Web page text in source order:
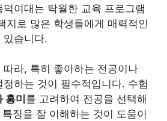
여대는 탁월한 교육 프로그램
지로 많은 학생들에게 매력적인
있습니다.
따라, 특히 좋아하는 전공이나
하는 것이 필수적입니다. 수험
흥미 를 고려하여 전공을 선택해
징을 잘 이해하는 것이 도움이